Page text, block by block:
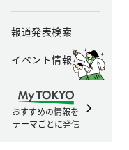
報道発表検索
イベント情報
おすすめの情報を
テーマごとに発信